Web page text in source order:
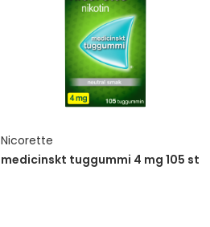
Nicorette
medicinskt tuggummi 4 mg 105 st